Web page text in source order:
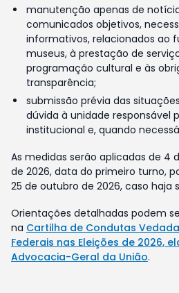
manutenção apenas de
comunicados objetivos,
informativos, relacionados ao
museus, à prestação de
programação cultural e às
transparência;
submissão prévia das
dúvida à unidade responsável
institucional e, quando
As medidas serão aplicadas de 4
de 2026, data do primeiro turno,
25 de outubro de 2026, caso haja
Orientações detalhadas podem
na Cartilha de Condutas
Federais nas Eleições de 2026,
Advocacia-Geral da União.